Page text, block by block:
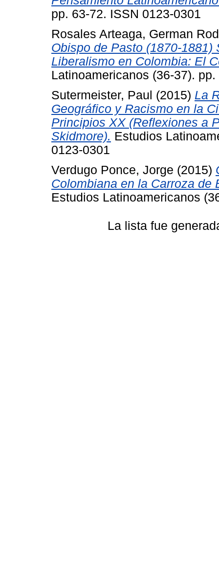
pp. 63-72. ISSN 0123-0301
Rosales Arteaga, German
Obispo de Pasto (1870-
Liberalismo en Colombia: El
Latinoamericanos (36-37).
Sutermeister, Paul (2015) La
Geográfico y Racismo en la
Principios XX (Reflexiones a
Skidmore). Estudios
0123-0301
Verdugo Ponce, Jorge (2015)
Colombiana en la Carroza de
Estudios Latinoamericanos
La lista fue